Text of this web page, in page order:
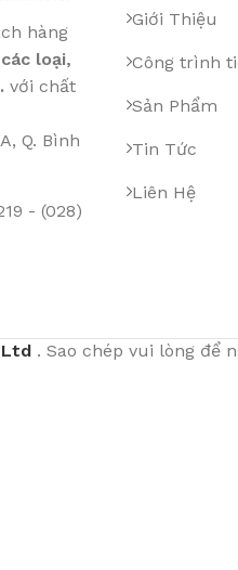
hàng
loại,
với chất
Q. Bình
- (028)
Giới Thiệu
Công trình
Sản Phẩm
Tin Tức
Liên Hệ
Ltd . Sao chép vui lòng để